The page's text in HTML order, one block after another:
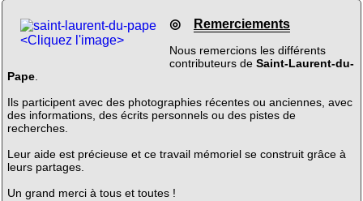
<Cliquez l'image>
◎ Remerciements
Nous remercions les différents
contributeurs de Saint-Laurent-du-
Pape.
Ils participent avec des photographies récentes ou anciennes, avec
des informations, des écrits personnels ou des pistes de
recherches.
Leur aide est précieuse et ce travail mémoriel se construit grâce à
leurs partages.
Un grand merci à tous et toutes !